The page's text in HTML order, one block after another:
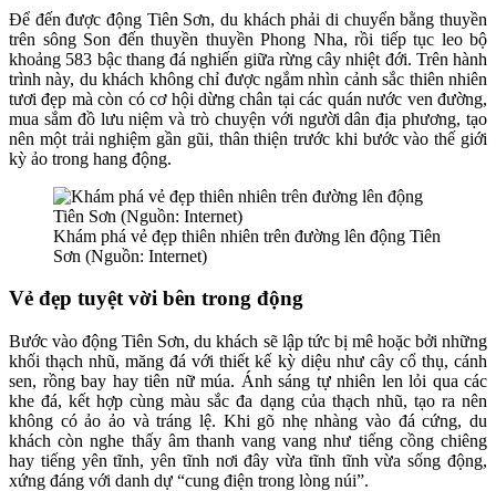
Để đến được động Tiên Sơn, du khách phải di chuyển bằng thuyền
trên sông Son đến thuyền thuyền Phong Nha, rồi tiếp tục leo bộ
khoảng 583 bậc thang đá nghiến giữa rừng cây nhiệt đới. Trên hành
trình này, du khách không chỉ được ngắm nhìn cảnh sắc thiên nhiên
tươi đẹp mà còn có cơ hội dừng chân tại các quán nước ven đường,
mua sắm đồ lưu niệm và trò chuyện với người dân địa phương, tạo
nên một trải nghiệm gần gũi, thân thiện trước khi bước vào thế giới
kỳ ảo trong hang động.
Khám phá vẻ đẹp thiên nhiên trên đường lên động Tiên
Sơn (Nguồn: Internet)
Vẻ đẹp tuyệt vời bên trong động
Bước vào động Tiên Sơn, du khách sẽ lập tức bị mê hoặc bởi những
khối thạch nhũ, măng đá với thiết kế kỳ diệu như cây cổ thụ, cánh
sen, rồng bay hay tiên nữ múa. Ánh sáng tự nhiên len lỏi qua các
khe đá, kết hợp cùng màu sắc đa dạng của thạch nhũ, tạo ra nên
không có ảo ảo và tráng lệ. Khi gõ nhẹ nhàng vào đá cứng, du
khách còn nghe thấy âm thanh vang vang như tiếng cồng chiêng
hay tiếng yên tĩnh, yên tĩnh nơi đây vừa tĩnh tĩnh vừa sống động,
xứng đáng với danh dự “cung điện trong lòng núi”.